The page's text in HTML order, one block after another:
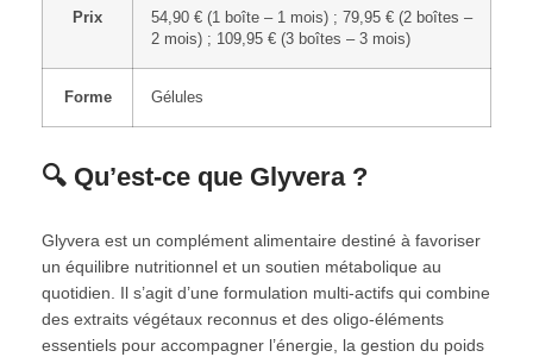
Prix
54,90 € (1 boîte – 1 mois) ; 79,95 € (2 boîtes –
2 mois) ; 109,95 € (3 boîtes – 3 mois)
Forme Gélules
🔍 Qu’est-ce que Glyvera ?
Glyvera est un complément alimentaire destiné à favoriser
un équilibre nutritionnel et un soutien métabolique au
quotidien. Il s’agit d’une formula­tion multi-actifs qui combine
des extraits végétaux reconnus et des oligo-éléments
essentiels pour accompagner l’énergie, la gestion du poids